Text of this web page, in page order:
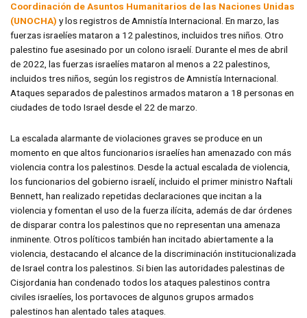
Coordinación de Asuntos Humanitarios de las Naciones Unidas
(UNOCHA) y los registros de Amnistía Internacional. En marzo, las
fuerzas israelíes mataron a 12 palestinos, incluidos tres niños. Otro
palestino fue asesinado por un colono israelí. Durante el mes de abril
de 2022, las fuerzas israelíes mataron al menos a 22 palestinos,
incluidos tres niños, según los registros de Amnistía Internacional.
Ataques separados de palestinos armados mataron a 18 personas en
ciudades de todo Israel desde el 22 de marzo.
La escalada alarmante de violaciones graves se produce en un
momento en que altos funcionarios israelíes han amenazado con más
violencia contra los palestinos. Desde la actual escalada de violencia,
los funcionarios del gobierno israelí, incluido el primer ministro Naftali
Bennett, han realizado repetidas declaraciones que incitan a la
violencia y fomentan el uso de la fuerza ilícita, además de dar órdenes
de disparar contra los palestinos que no representan una amenaza
inminente. Otros políticos también han incitado abiertamente a la
violencia, destacando el alcance de la discriminación institucionalizada
de Israel contra los palestinos. Si bien las autoridades palestinas de
Cisjordania han condenado todos los ataques palestinos contra
civiles israelíes, los portavoces de algunos grupos armados
palestinos han alentado tales ataques.